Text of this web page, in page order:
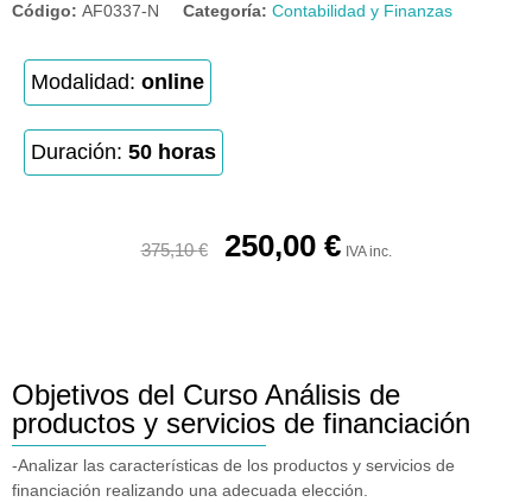
Código: AF0337-N Categoría: Contabilidad y Finanzas
Modalidad: online
Duración: 50 horas
375,10€ 250,00 € IVA inc.
Objetivos del Curso Análisis de
productos y servicios de financiación
-Analizar las características de los productos y servicios de
financiación realizando una adecuada elección.